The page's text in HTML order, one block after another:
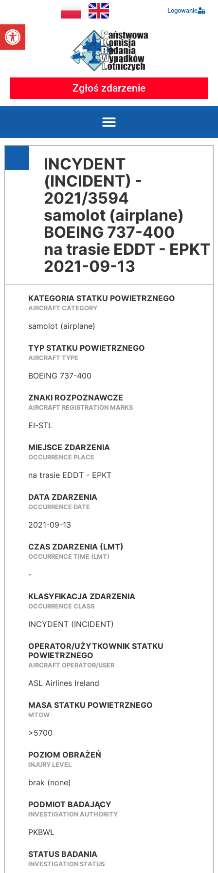
Otwórz pasek narzędzi
Logowanie
Zgłoś zdarzenie
INCYDENT
(INCIDENT) -
2021/3594
samolot (airplane)
BOEING 737-400
na trasie EDDT - EPKT
2021-09-13
KATEGORIA STATKU POWIETRZNEGO
AIRCRAFT CATEGORY
samolot (airplane)
TYP STATKU POWIETRZNEGO
AIRCRAFT TYPE
BOEING 737-400
ZNAKI ROZPOZNAWCZE
AIRCRAFT REGISTRATION MARKS
EI-STL
MIEJSCE ZDARZENIA
OCCURRENCE PLACE
na trasie EDDT - EPKT
DATA ZDARZENIA
OCCURRENCE DATE
2021-09-13
CZAS ZDARZENIA (LMT)
OCCURRENCE TIME (LMT)
-
KLASYFIKACJA ZDARZENIA
OCCURRENCE CLASS
INCYDENT (INCIDENT)
OPERATOR/UŻYTKOWNIK STATKU
POWIETRZNEGO
AIRCRAFT OPERATOR/USER
ASL Airlines Ireland
MASA STATKU POWIETRZNEGO
MTOW
>5700
POZIOM OBRAŻEŃ
INJURY LEVEL
brak (none)
PODMIOT BADAJĄCY
INVESTIGATION AUTHORITY
PKBWL
STATUS BADANIA
INVESTIGATION STATUS